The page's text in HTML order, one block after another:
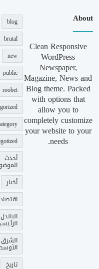
About
Clean Responsive
WordPress
Newspaper,
Magazine, News and
Blog theme. Packed
with options that
allow you to
completely customize
your website to your
needs.
blog
brutal
new
public
roobet
أحدث
أخبار
اقتصاد
الباندل
الشرق
تاريخ